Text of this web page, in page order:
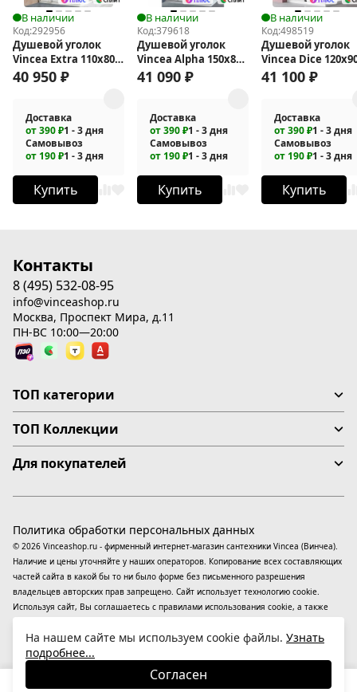
В наличии
Код:292956
Душевой уголок
Vincea Extra 110х80
VSR-1E101180CL
40 950 ₽
Доставка
от 390 ₽1 - 3 дня
Самовывоз
от 190 ₽1 - 3 дня
Купить
В наличии
Код:379618
Душевой уголок
Vincea Alpha 150x80
VSR-3AL8015MT
41 090 ₽
Доставка
от 390 ₽1 - 3 дня
Самовывоз
от 190 ₽1 - 3 дня
Купить
В наличии
Код:498519
Душевой уголок
Vincea Dice
VSR-4D9012CLB
41 100 ₽
Доставка
от 390 ₽1 - 3 дня
Самовывоз
от 190 ₽1 - 3 дня
Купить
Контакты
8 (495) 532-08-95
info@vinceashop.ru
Москва, Проспект Мира, д.11
ПН-ВС 10:00—20:00
ТОП категории
ТОП Коллекции
Для покупателей
© 2026 Vinceashop.ru - фирменный интернет-магазин сантехники Vincea (Винчеа).
Наличие и цены уточняйте у наших операторов. Копирование всех составляющих
частей сайта в какой бы то ни было форме без письменного разрешения
владельцев авторских прав запрещено. Сайт использует технологию cookie.
Используя сайт, Вы соглашаетесь с правилами использования cookie, а также
применяютсярекомендательные технологии(информационные технологии
предоставления информации на основе сбора, систематизации и анализа
сведений, относящихся к предпочтениям пользователей сети «Интернет»,
находящихся на территории Российской Федерации).
Политика обработки персональных данных
На нашем сайте мы используем cookie файлы. Узнать
подробнее...
Согласен